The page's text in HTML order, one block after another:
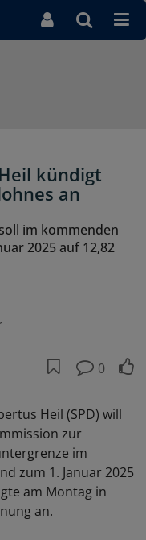
kündigt
an
im kommenden
2025 auf 12,82
0
Heil (SPD) will
zur
im
zum 1. Januar 2025
am Montag in
an.